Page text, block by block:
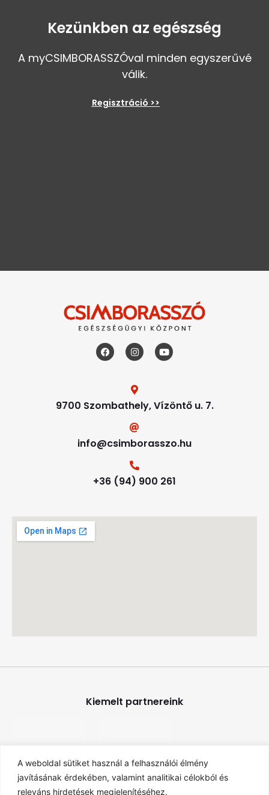
A weboldal sütiket használ a felhasználói élmény
javításának érdekében, valamint analitikai célokból és
releváns hirdetések megjelenítéséhez.
Kezünkben az egészség
A myCSIMBORASSZÓval minden egyszerűvé
válik.
Regisztráció >>
9700 Szombathely, Vízöntő u. 7.
info@csimborasszo.hu
+36 (94) 900 261
Kiemelt partnereink